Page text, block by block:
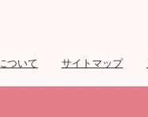
きをすればいいですか。
ついて サイトマップ